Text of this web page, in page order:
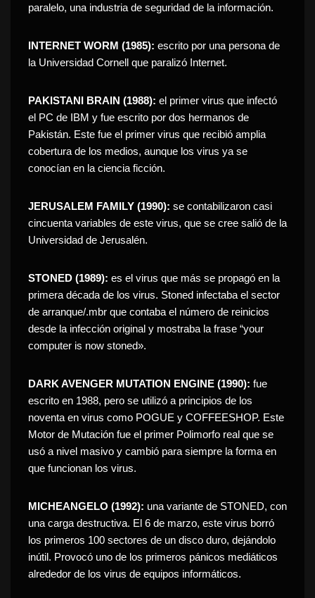
paralelo, una industria de seguridad de la información.
INTERNET WORM (1985): escrito por una persona de
la Universidad Cornell que paralizó Internet.
PAKISTANI BRAIN (1988): el primer virus que infectó
el PC de IBM y fue escrito por dos hermanos de
Pakistán. Este fue el primer virus que recibió amplia
cobertura de los medios, aunque los virus ya se
conocían en la ciencia ficción.
JERUSALEM FAMILY (1990): se contabilizaron casi
cincuenta variables de este virus, que se cree salió de la
Universidad de Jerusalén.
STONED (1989): es el virus que más se propagó en la
primera década de los virus. Stoned infectaba el sector
de arranque/.mbr que contaba el número de reinicios
desde la infección original y mostraba la frase “your
computer is now stoned».
DARK AVENGER MUTATION ENGINE (1990): fue
escrito en 1988, pero se utilizó a principios de los
noventa en virus como POGUE y COFFEESHOP. Este
Motor de Mutación fue el primer Polimorfo real que se
usó a nivel masivo y cambió para siempre la forma en
que funcionan los virus.
MICHEANGELO (1992): una variante de STONED, con
una carga destructiva. El 6 de marzo, este virus borró
los primeros 100 sectores de un disco duro, dejándolo
inútil. Provocó uno de los primeros pánicos mediáticos
alrededor de los virus de equipos informáticos.